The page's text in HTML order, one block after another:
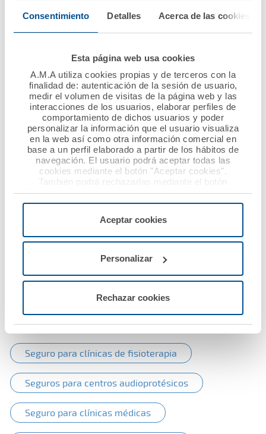
Consentimiento Detalles Acerca de las cookies
Esta página web usa cookies
A.M.A utiliza cookies propias y de terceros con la
finalidad de: autenticación de la sesión de usuario,
medir el volumen de visitas de la página web y las
interacciones de los usuarios, elaborar perfiles de
comportamiento de dichos usuarios y poder
personalizar la información que el usuario visualiza
en la web así como otra información comercial en
base a un perfil elaborado a partir de los hábitos de
navegación. El usuario podrá aceptar todas las
cookies mediante el botón "Aceptar cookies".
También podrá rechazarlas mediante el botón
"Rechazar", donde se rechazarán todas las cookies
menos las necesarias para permitir el acceso a los
configurarlas usando el botón “Personalizar".
Aceptar cookies
Personalizar
Rechazar cookies
Seguro para terapeutas ocupacionales
Responsabilidad civil profesional
sociedad sanitaria
Centros médicos Clínicas veterinarias
Sociedades sanitarias
Establecimientos sanitarios
Seguro para farmacias
Seguro para establecimientos sanitarios
Seguro para clínicas veterinarias
Seguro para clínicas de fisioterapia
Seguros para centros audioprotésicos
Seguro para clínicas médicas